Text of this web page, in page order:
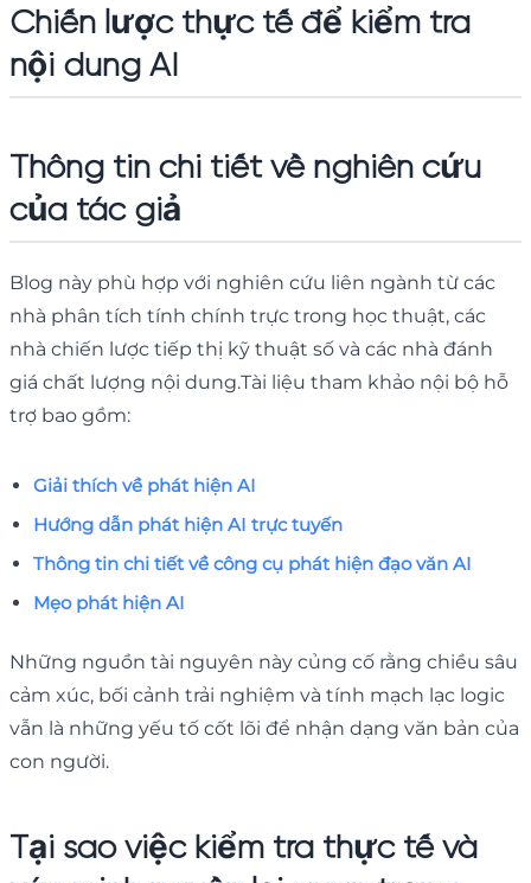
Chiến lược thực tế để kiểm tra
nội dung AI
Thông tin chi tiết về nghiên cứu
của tác giả
Blog này phù hợp với nghiên cứu liên ngành từ các
nhà phân tích tính chính trực trong học thuật, các
nhà chiến lược tiếp thị kỹ thuật số và các nhà đánh
giá chất lượng nội dung.Tài liệu tham khảo nội bộ hỗ
trợ bao gồm:
Giải thích về phát hiện AI
Hướng dẫn phát hiện AI trực tuyến
Thông tin chi tiết về công cụ phát hiện đạo văn AI
Mẹo phát hiện AI
Những nguồn tài nguyên này củng cố rằng chiều sâu
cảm xúc, bối cảnh trải nghiệm và tính mạch lạc logic
vẫn là những yếu tố cốt lõi để nhận dạng văn bản của
con người.
Tại sao việc kiểm tra thực tế và